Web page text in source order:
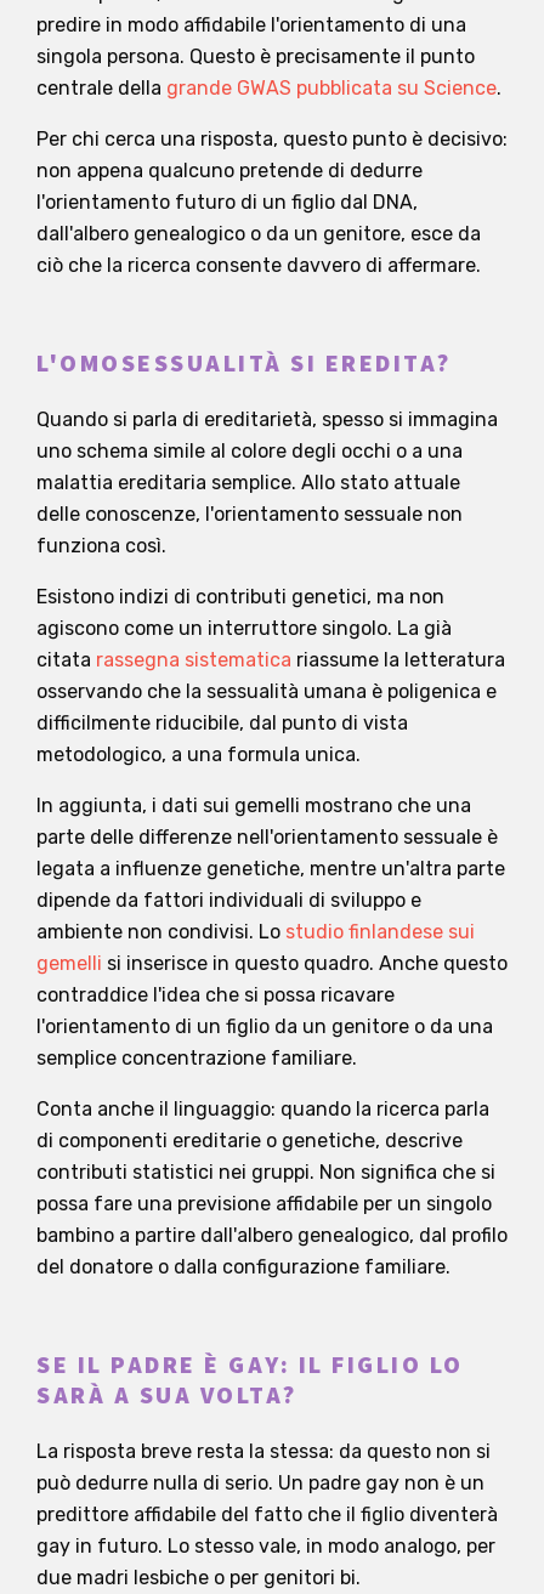
predire in modo affidabile l'orientamento di una
singola persona. Questo è precisamente il punto
centrale della grande GWAS pubblicata su Science.
Per chi cerca una risposta, questo punto è decisivo:
non appena qualcuno pretende di dedurre
l'orientamento futuro di un figlio dal DNA,
dall'albero genealogico o da un genitore, esce da
ciò che la ricerca consente davvero di affermare.
L'OMOSESSUALITÀ SI EREDITA?
Quando si parla di ereditarietà, spesso si immagina
uno schema simile al colore degli occhi o a una
malattia ereditaria semplice. Allo stato attuale
delle conoscenze, l'orientamento sessuale non
funziona così.
Esistono indizi di contributi genetici, ma non
agiscono come un interruttore singolo. La già
citata rassegna sistematica riassume la letteratura
osservando che la sessualità umana è poligenica e
difficilmente riducibile, dal punto di vista
metodologico, a una formula unica.
In aggiunta, i dati sui gemelli mostrano che una
parte delle differenze nell'orientamento sessuale è
legata a influenze genetiche, mentre un'altra parte
dipende da fattori individuali di sviluppo e
ambiente non condivisi. Lo studio finlandese sui
gemelli si inserisce in questo quadro. Anche questo
contraddice l'idea che si possa ricavare
l'orientamento di un figlio da un genitore o da una
semplice concentrazione familiare.
Conta anche il linguaggio: quando la ricerca parla
di componenti ereditarie o genetiche, descrive
contributi statistici nei gruppi. Non significa che si
possa fare una previsione affidabile per un singolo
bambino a partire dall'albero genealogico, dal profilo
del donatore o dalla configurazione familiare.
SE IL PADRE È GAY: IL FIGLIO LO
SARÀ A SUA VOLTA?
La risposta breve resta la stessa: da questo non si
può dedurre nulla di serio. Un padre gay non è un
predittore affidabile del fatto che il figlio diventerà
gay in futuro. Lo stesso vale, in modo analogo, per
due madri lesbiche o per genitori bi.